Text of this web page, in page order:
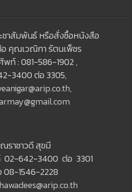
ชาสัมพันธ์ หรือสั่งซื้อหนังสือ
คุณเวณิกา รัตนเพ็ชร
พท์ : 081-586-1902 ,
3400 ต่อ 3305,
,
ราชาวดี สุขมี
02-642-3400 ต่อ 3301
08-1546-2228